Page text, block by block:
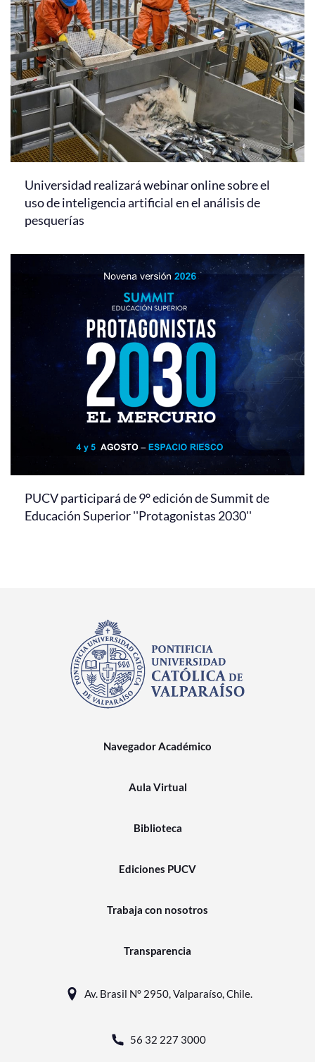
Universidad realizará webinar online sobre el
uso de inteligencia artificial en el análisis de
pesquerías
PUCV participará de 9° edición de Summit de
Educación Superior ''Protagonistas 2030''
Navegador Académico
Aula Virtual
Biblioteca
Ediciones PUCV
Trabaja con nosotros
Transparencia
Av. Brasil N° 2950, Valparaíso, Chile.
56 32 227 3000